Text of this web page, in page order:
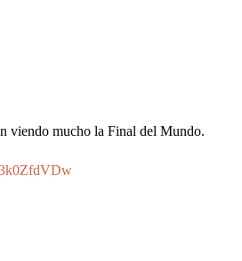
viendo mucho la Final del Mundo.